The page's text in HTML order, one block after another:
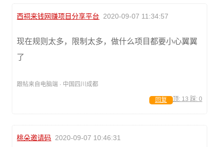
西祠来钱网赚项目分享平台 2020-09-07 11:34:57
现在规则太多，限制太多，做什么项目都要小心翼翼
了
跟帖来自电脑端 · 中国四川成都
顶: 13 踩: 0
回复
桃朵邀请码 2020-09-07 10:46:31